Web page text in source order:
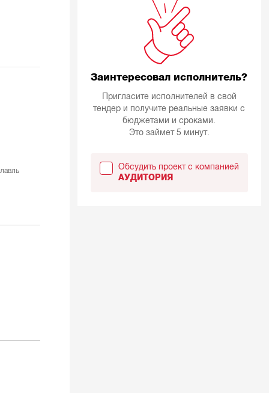
Заинтересовал исполнитель?
Пригласите исполнителей в свой
тендер и получите реальные заявки с
бюджетами и сроками.
Это займет 5 минут.
Обсудить проект с компанией
АУДИТОРИЯ